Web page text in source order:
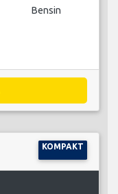
Bensin
KOMPAKT